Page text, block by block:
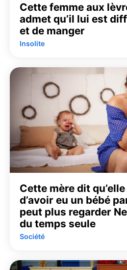
Cette femme aux
admet qu’il lui est
et de manger
Insolite
Cette mère dit
d’avoir eu un bébé
peut plus regarder
du temps seule
Société